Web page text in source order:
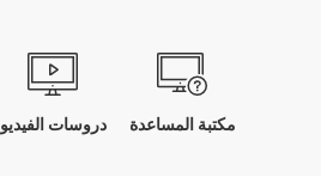
مكتبة المساعدة دروسات الفيديو